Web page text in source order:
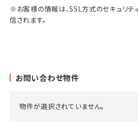
※お客様の情報は、SSL方式のセキュリテ
信されます。
お問い合わせ物件
物件が選択されていません。